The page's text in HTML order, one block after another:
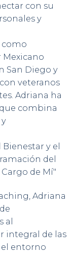
con su
y
como
San Diego y
veteranos
Adriana ha
combina
y el
del
de Mí"
Adriana
al
integral de las
el entorno